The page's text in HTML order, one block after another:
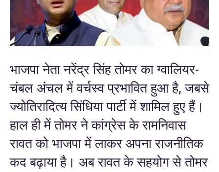
भाजपा नेता नरेंद्र सिंह तोमर का ग्वालियर-
चंबल अंचल में वर्चस्व प्रभावित हुआ है, जबसे
ज्योतिरादित्य सिंधिया पार्टी में शामिल हुए हैं।
हाल ही में तोमर ने कांग्रेस के रामनिवास
रावत को भाजपा में लाकर अपना राजनीतिक
कद बढ़ाया है। अब रावत के सहयोग से तोमर